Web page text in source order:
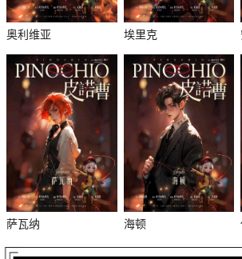
奥利维亚 埃里克
萨瓦纳 海顿